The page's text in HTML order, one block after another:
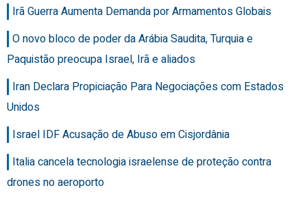
Irã Guerra Aumenta Demanda por Armamentos Globais
O novo bloco de poder da Arábia Saudita, Turquia e
Paquistão preocupa Israel, Irã e aliados
Iran Declara Propiciação Para Negociações com Estados
Unidos
Israel IDF Acusação de Abuso em Cisjordânia
Italia cancela tecnologia israelense de proteção contra
drones no aeroporto